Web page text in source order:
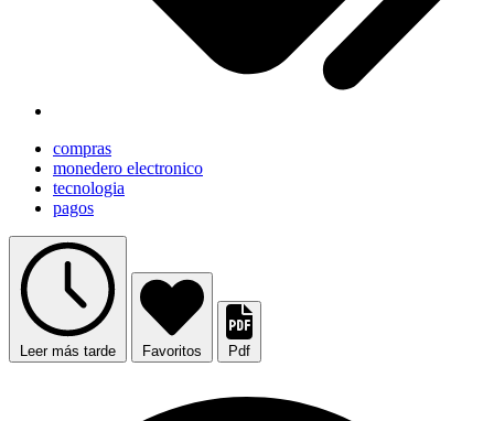
compras
monedero electronico
tecnologia
pagos
Leer más tarde Favoritos Pdf